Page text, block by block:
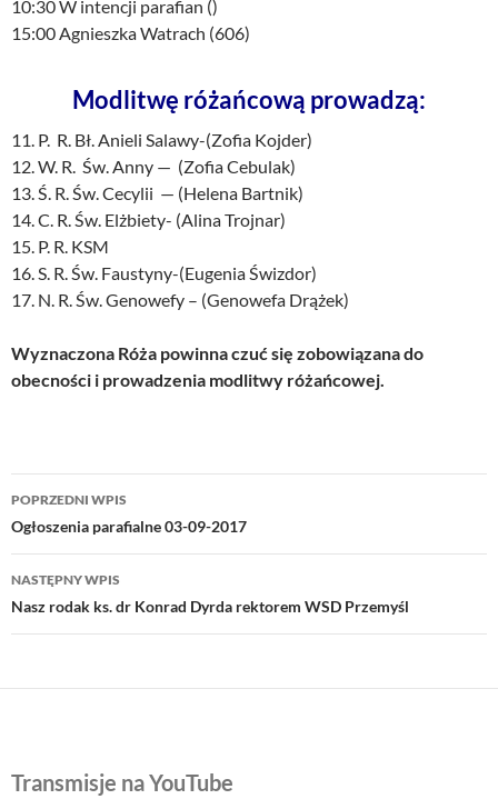
10:30 W intencji parafian ()
15:00 Agnieszka Watrach (606)
Modlitwę różańcową prowadzą:
11. P. R. Bł. Anieli Salawy-(Zofia Kojder)
12. W. R. Św. Anny — (Zofia Cebulak)
13. Ś. R. Św. Cecylii — (Helena Bartnik)
14. C. R. Św. Elżbiety- (Alina Trojnar)
15. P. R. KSM
16. S. R. Św. Faustyny-(Eugenia Świzdor)
17. N. R. Św. Genowefy – (Genowefa Drążek)
Wyznaczona Róża powinna czuć się zobowiązana do
obecności i prowadzenia modlitwy różańcowej.
Nawigacja
wpisu
POPRZEDNI WPIS
Ogłoszenia parafialne 03-09-2017
NASTĘPNY WPIS
Nasz rodak ks. dr Konrad Dyrda rektorem WSD Przemyśl
Transmisje na YouTube